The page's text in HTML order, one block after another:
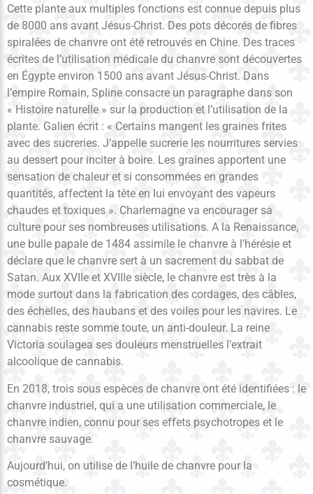
Cette plante aux multiples fonctions est connue depuis plus
de 8000 ans avant Jésus-Christ. Des pots décorés de fibres
spiralées de chanvre ont été retrouvés en Chine. Des traces
écrites de l’utilisation médicale du chanvre sont découvertes
en Égypte environ 1500 ans avant Jésus-Christ. Dans
l’empire Romain, Spline consacre un paragraphe dans son
« Histoire naturelle » sur la production et l’utilisation de la
plante. Galien écrit : « Certains mangent les graines frites
avec des sucreries. J’appelle sucrerie les nourritures servies
au dessert pour inciter à boire. Les graines apportent une
sensation de chaleur et si consommées en grandes
quantités, affectent la tête en lui envoyant des vapeurs
chaudes et toxiques ». Charlemagne va encourager sa
culture pour ses nombreuses utilisations. A la Renaissance,
une bulle papale de 1484 assimile le chanvre à l’hérésie et
déclare que le chanvre sert à un sacrement du sabbat de
Satan. Aux XVIIe et XVIIIe siècle, le chanvre est très à la
mode surtout dans la fabrication des cordages, des câbles,
des échelles, des haubans et des voiles pour les navires. Le
cannabis reste somme toute, un anti-douleur. La reine
Victoria soulagea ses douleurs menstruelles l’extrait
alcoolique de cannabis.
En 2018, trois sous espèces de chanvre ont été identifiées : le
chanvre industriel, qui a une utilisation commerciale, le
chanvre indien, connu pour ses effets psychotropes et le
chanvre sauvage.
Aujourd’hui, on utilise de l’huile de chanvre pour la
cosmétique.